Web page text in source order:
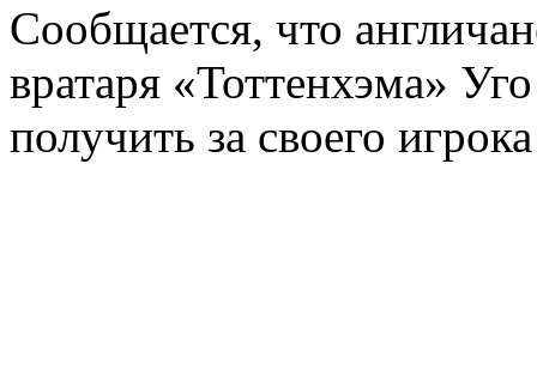
Сообщается, что
вратаря «Тоттенхэма»
получить за своего